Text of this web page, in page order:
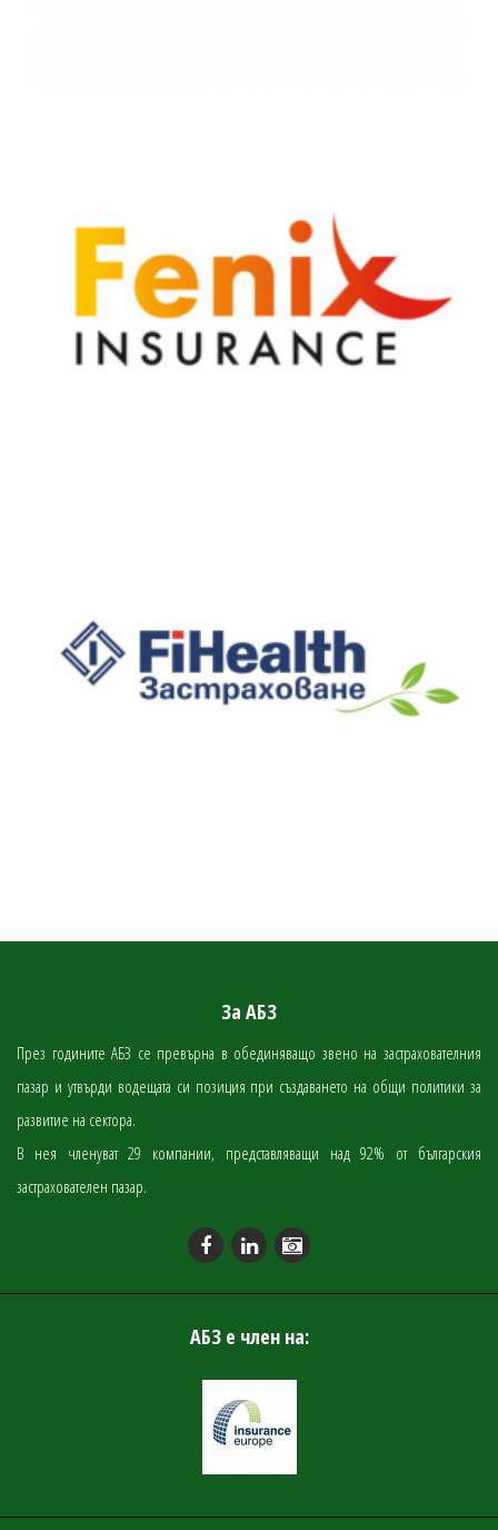
За АБЗ
През годините АБЗ се превърна в обединяващо звено на застрахователния
пазар и утвърди водещата си позиция при създаването на общи политики за
развитие на сектора.
В нея членуват 29 компании, представляващи над 92% от българския
застрахователен пазар.
АБЗ е член на: